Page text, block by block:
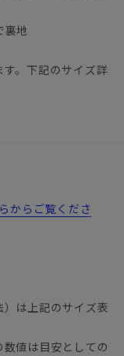
裏地
。下記のサイズ詳
からご覧くださ
は上記のサイズ表
値は目安としての